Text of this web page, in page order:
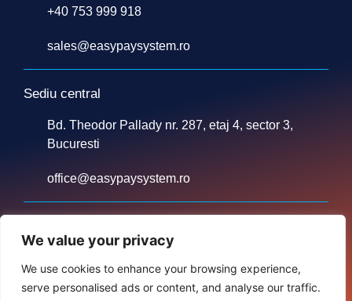
We value your privacy
We use cookies to enhance your browsing experience,
serve personalised ads or content, and analyse our traffic.
+40 753 999 918
sales@easypaysystem.ro
Sediu central
Bd. Theodor Pallady nr. 287, etaj 4, sector 3,
Bucuresti
office@easypaysystem.ro